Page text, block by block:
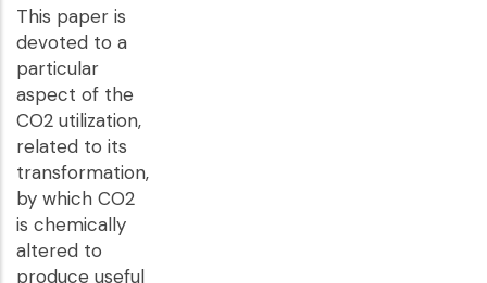
This paper is
devoted to a
particular
aspect of the
CO2 utilization,
related to its
transformation,
by which CO2
is chemically
altered to
produce useful